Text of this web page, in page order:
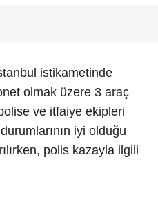
istikametinde
olmak üzere 3 araç
ve itfaiye ekipleri
iyi olduğu
polis kazayla ilgili